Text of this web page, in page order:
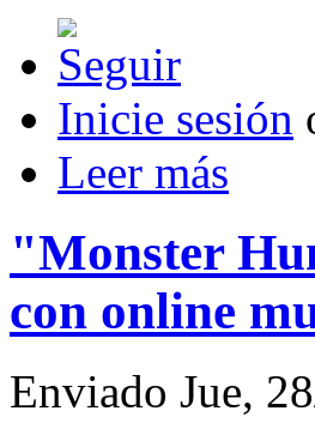
Inicie sesión
Leer más
"Monster
con online
Enviado Jue,